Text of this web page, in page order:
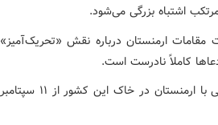
اشتباه بزرگی می‌شود.
مقامات ارمنستان درباره نقش «تحریک‌آمیز»
کاملاً نادرست است.
گفتنی است اخیراً آمریکا رزمایش ۱۰ روزه مشترکی با ارمنستان در خاک این کشور از ۱۱ سپتامبر